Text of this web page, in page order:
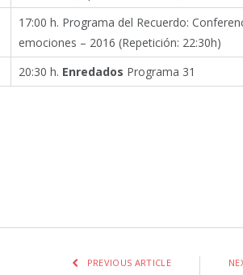
17:00 h. Programa del Recuerdo:
emociones – 2016 (Repetición: 22:30h)
20:30 h. Enredados Programa 31
PREVIOUS ARTICLE